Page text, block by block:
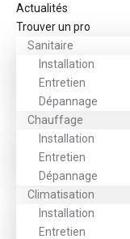
Actualités
Trouver un pro
Sanitaire
Installation
Entretien
Dépannage
Chauffage
Installation
Entretien
Dépannage
Climatisation
Installation
Entretien